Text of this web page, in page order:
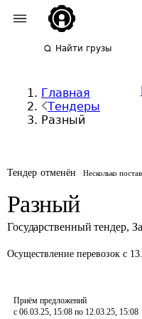
Найти грузы
Главная
Тендеры
Разный
Тендер отменён Несколько
Разный
Государственный тендер,
Осуществление перевозок с
Приём предложений
с 06.03.25, 15:08 по 12.03.25, 15:08